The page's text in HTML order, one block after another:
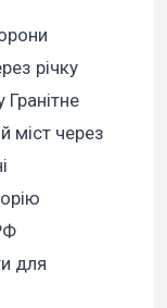
річку
міст через
для